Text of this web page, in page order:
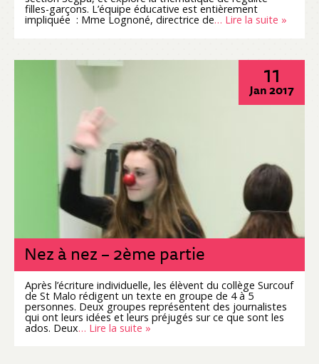
filles-garçons. L’équipe éducative est entièrement
impliquée : Mme Lognoné, directrice de… Lire la suite »
11
Jan 2017
Nez à nez – 2ème partie
Après l’écriture individuelle, les élèvent du collège Surcouf
de St Malo rédigent un texte en groupe de 4 à 5
personnes. Deux groupes représentent des journalistes
qui ont leurs idées et leurs préjugés sur ce que sont les
ados. Deux… Lire la suite »